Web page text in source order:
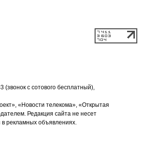
с сотового бесплатный),
«Новости телекома», «Открытая
Редакция сайта не несет
рекламных объявлениях.